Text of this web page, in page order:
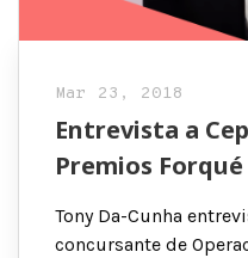
Mar 23, 2018
Entrevista a
Premios Forqué
Tony Da-Cunha
concursante de